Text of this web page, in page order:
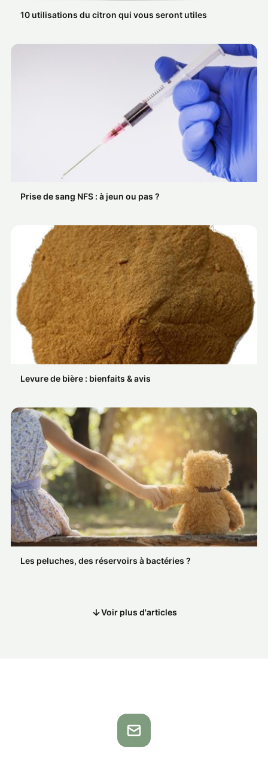
10 utilisations du citron qui vous seront utiles
Prise de sang NFS : à jeun ou pas ?
Levure de bière : bienfaits & avis
Les peluches, des réservoirs à bactéries ?
Voir plus d'articles